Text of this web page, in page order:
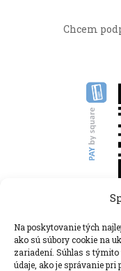
Na poskytovanie tých
ako sú súbory cookie na
zariadení. Súhlas s
údaje, ako je správanie pri
Chcem
062